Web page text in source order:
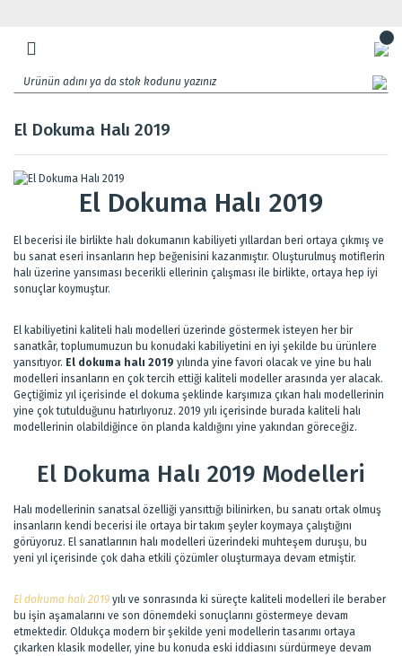
El Dokuma Halı 2019
El Dokuma Halı 2019
El becerisi ile birlikte halı dokumanın kabiliyeti yıllardan beri ortaya çıkmış ve
bu sanat eseri insanların hep beğenisini kazanmıştır. Oluşturulmuş motiflerin
halı üzerine yansıması becerikli ellerinin çalışması ile birlikte, ortaya hep iyi
sonuçlar koymuştur.
El kabiliyetini kaliteli halı modelleri üzerinde göstermek isteyen her bir
sanatkâr, toplumumuzun bu konudaki kabiliyetini en iyi şekilde bu ürünlere
yansıtıyor. El dokuma halı 2019 yılında yine favori olacak ve yine bu halı
modelleri insanların en çok tercih ettiği kaliteli modeller arasında yer alacak.
Geçtiğimiz yıl içerisinde el dokuma şeklinde karşımıza çıkan halı modellerinin
yine çok tutulduğunu hatırlıyoruz. 2019 yılı içerisinde burada kaliteli halı
modellerinin olabildiğince ön planda kaldığını yine yakından göreceğiz.
El Dokuma Halı 2019 Modelleri
Halı modellerinin sanatsal özelliği yansıttığı bilinirken, bu sanatı ortak olmuş
insanların kendi becerisi ile ortaya bir takım şeyler koymaya çalıştığını
görüyoruz. El sanatlarının halı modelleri üzerindeki muhteşem duruşu, bu
yeni yıl içerisinde çok daha etkili çözümler oluşturmaya devam etmiştir.
El dokuma halı 2019 yılı ve sonrasında ki süreçte kaliteli modelleri ile beraber
bu işin aşamalarını ve son dönemdeki sonuçlarını göstermeye devam
etmektedir. Oldukça modern bir şekilde yeni modellerin tasarımı ortaya
çıkarken klasik modeller, yine bu konuda eski iddiasını sürdürmeye devam